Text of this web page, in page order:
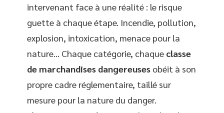
intervenant face à une réalité : le risque
guette à chaque étape. Incendie, pollution,
explosion, intoxication, menace pour la
nature… Chaque catégorie, chaque classe
de marchandises dangereuses obéit à son
propre cadre réglementaire, taillé sur
mesure pour la nature du danger.